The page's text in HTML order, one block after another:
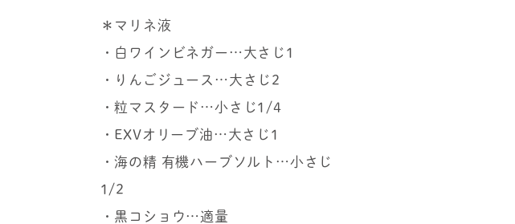
＊マリネ液
・白ワインビネガー…大さじ1
・りんごジュース…大さじ2
・粒マスタード…小さじ1/4
・EXVオリーブ油…大さじ1
・海の精 有機ハーブソルト…小さじ
1/2
・黒コショウ…適量